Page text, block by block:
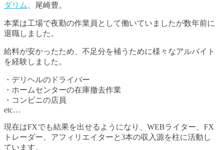
ダリム
、尾崎豊。
本業は工場で夜勤の作業員として働いていましたが数年前に
退職しました。
給料が安かったため、不足分を補うために様々なアルバイト
を経験しました。
・デリヘルのドライバー
・ホームセンターの在庫撤去作業
・コンビニの店員
etc…
現在はFXでも結果を出せるようになり、WEBライター、FX
トレーダー、アフィリエイターと3本の収入源を柱に活動し
ています。